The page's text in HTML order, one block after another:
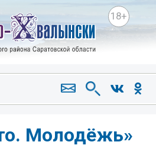
18+
Молодёжь»